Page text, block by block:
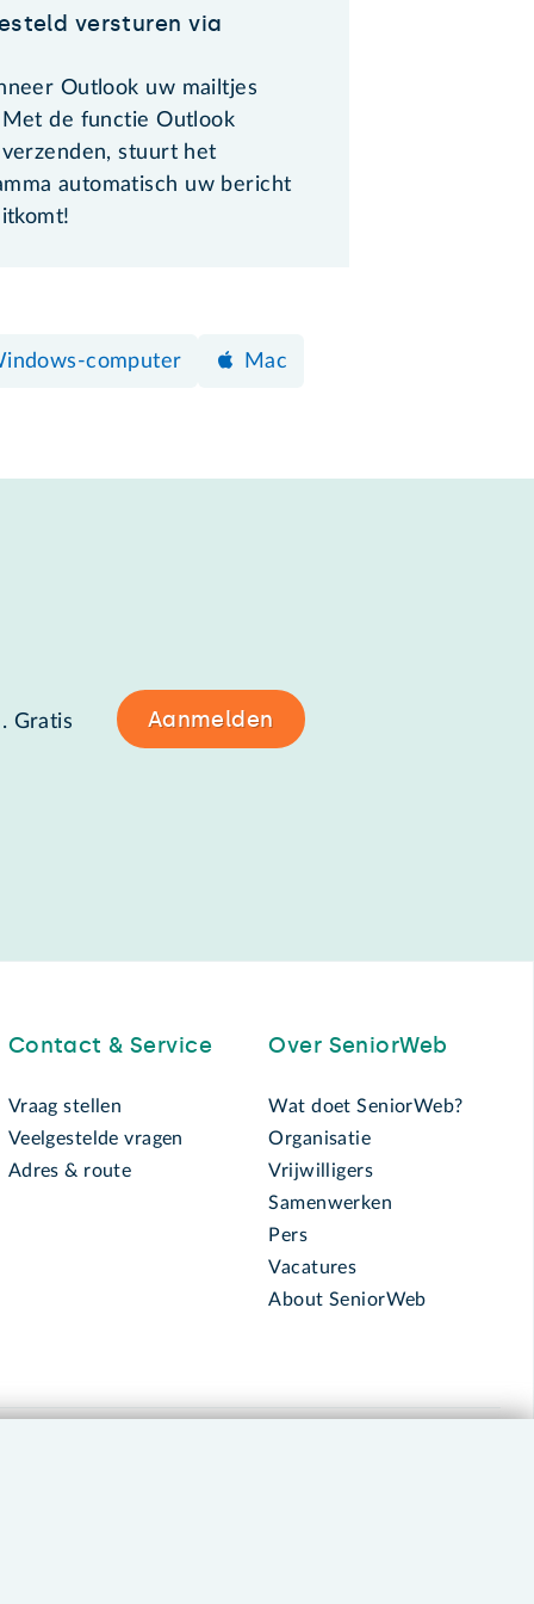
versturen via
Outlook uw mailtjes
de functie Outlook
stuurt het
automatisch uw bericht
computer Mac
Gratis Aanmelden
Contact & Service
Vraag stellen
Veelgestelde vragen
Adres & route
Over SeniorWeb
Wat doet SeniorWeb?
Organisatie
Vrijwilligers
Samenwerken
Pers
Vacatures
About SeniorWeb